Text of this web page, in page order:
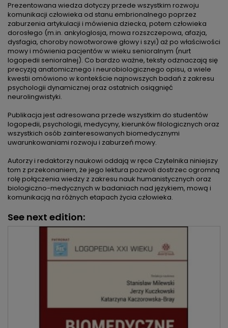
Prezentowana wiedza dotyczy przede wszystkim rozwoju
komunikacji człowieka od stanu embrionalnego poprzez
zaburzenia artykulacji i mówienia dziecka, potem człowieka
dorosłego (m.in. ankyloglosja, mowa rozszczepowa, afazja,
dysfagia, choroby nowotworowe głowy i szyi) aż po właściwości
mowy i mówienia pacjentów w wieku senioralnym (nurt
logopedii senioralnej). Co bardzo ważne, teksty odznaczają się
precyzją anatomicznego i neurobiologicznego opisu, a wiele
kwestii omówiono w kontekście najnowszych badań z zakresu
psychologii dynamicznej oraz ostatnich osiągnięć
neurolingwistyki.
Publikacja jest adresowana przede wszystkim do studentów
logopedii, psychologii, medycyny, kierunków filologicznych oraz
wszystkich osób zainteresowanych biomedycznymi
uwarunkowaniami rozwoju i zaburzeń mowy.
Autorzy i redaktorzy naukowi oddają w ręce Czytelnika niniejszy
tom z przekonaniem, że jego lektura pozwoli dostrzec ogromną
rolę połączenia wiedzy z zakresu nauk humanistycznych oraz
biologiczno-medycznych w badaniach nad językiem, mową i
komunikacją na różnych etapach życia człowieka.
See next edition: